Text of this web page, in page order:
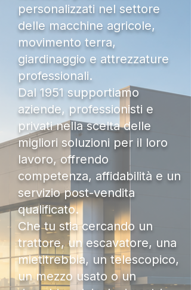
personalizzati nel settore
delle macchine agricole,
movimento terra,
giardinaggio e attrezzature
professionali.
Dal 1951 supportiamo
aziende, professionisti e
privati nella scelta delle
migliori soluzioni per il loro
lavoro, offrendo
competenza, affidabilità e un
servizio post-vendita
qualificato.
Che tu stia cercando un
trattore, un escavatore, una
mietitrebbia, un telescopico,
un mezzo usato o un